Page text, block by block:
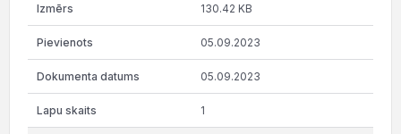
130.42 KB
05.09.2023
05.09.2023
1